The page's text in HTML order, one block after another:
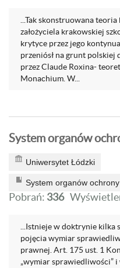
...Tak skonstruowana
założyciela krakowskiej
krytyce przez jego
przeniósł na grunt
przez Claude Roxina-
Monachium. W...
System organów
Uniwersytet Łódzki
System organów
Pobrań: 336
...Istnieje w doktrynie kilka
pojęcia wymiar
prawnej. Art. 175 ust. 1
„wymiar sprawiedliwości” i